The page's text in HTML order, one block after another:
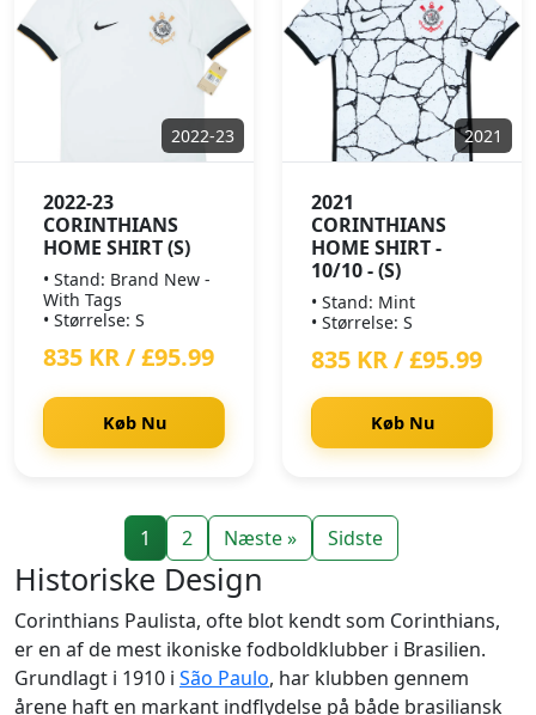
2022-23
2022-23
CORINTHIANS
HOME SHIRT (S)
• Stand: Brand New -
With Tags
• Størrelse: S
835 KR / £95.99
Køb Nu
2021
2021
CORINTHIANS
HOME SHIRT -
10/10 - (S)
• Stand: Mint
• Størrelse: S
835 KR / £95.99
Køb Nu
1 2 Næste » Sidste
Historiske Design
Corinthians Paulista, ofte blot kendt som Corinthians,
er en af de mest ikoniske fodboldklubber i Brasilien.
Grundlagt i 1910 i São Paulo, har klubben gennem
årene haft en markant indflydelse på både brasiliansk